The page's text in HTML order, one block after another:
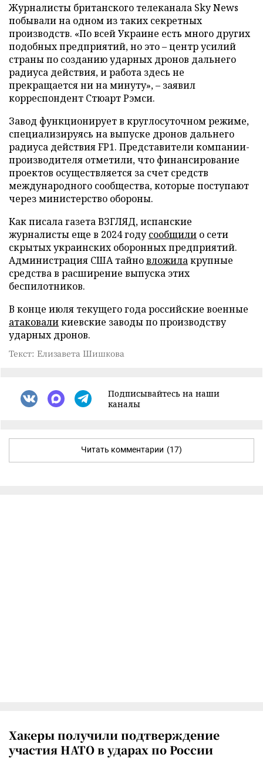
Журналисты британского телеканала Sky News
побывали на одном из таких секретных
производств. «По всей Украине есть много других
подобных предприятий, но это – центр усилий
страны по созданию ударных дронов дальнего
радиуса действия, и работа здесь не
прекращается ни на минуту», – заявил
корреспондент Стюарт Рэмси.
Завод функционирует в круглосуточном режиме,
специализируясь на выпуске дронов дальнего
радиуса действия FP1. Представители компании-
производителя отметили, что финансирование
проектов осуществляется за счет средств
международного сообщества, которые поступают
через министерство обороны.
Как писала газета ВЗГЛЯД, испанские
журналисты еще в 2024 годусообщили о сети
скрытых украинских оборонных предприятий.
Администрация США тайновложилакрупные
средства в расширение выпуска этих
беспилотников.
В конце июля текущего года российские военные
атаковаликиевские заводы по производству
ударных дронов.
Текст: Елизавета Шишкова
Подписывайтесь на наши
каналы
Читать комментарии (17)
Хакеры получили подтверждение
участия НАТО в ударах по России